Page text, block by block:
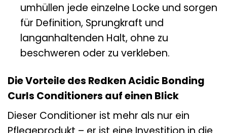
umhüllen jede einzelne Locke und sorgen
für Definition, Sprungkraft und
langanhaltenden Halt, ohne zu
beschweren oder zu verkleben.
Die Vorteile des Redken Acidic Bonding
Curls Conditioners auf einen Blick
Dieser Conditioner ist mehr als nur ein